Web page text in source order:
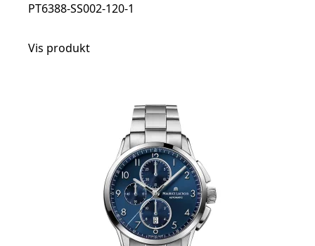
PT6388-SS002-120-1
Vis produkt